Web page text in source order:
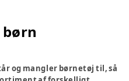
og mangler børnetøj til, så